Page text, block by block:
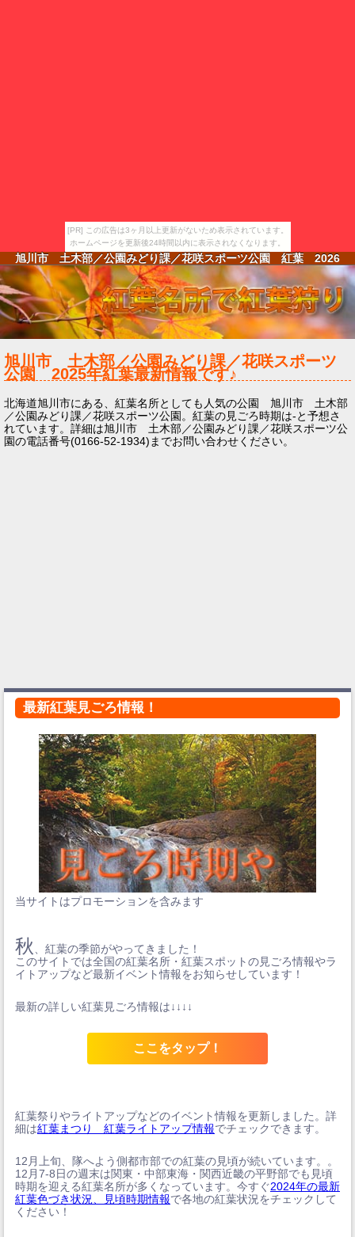
[PR] この広告は3ヶ月以上更新がないため表示されています。
ホームページを更新後24時間以内に表示されなくなります。
旭川市 土木部／公園みどり課／花咲スポーツ公園 紅葉 2026
旭川市 土木部／公園みどり課／花咲スポーツ
公園 2025年紅葉最新情報です♪
北海道旭川市にある、紅葉名所としても人気の公園 旭川市 土木部
／公園みどり課／花咲スポーツ公園。紅葉の見ごろ時期は-と予想さ
れています。詳細は旭川市 土木部／公園みどり課／花咲スポーツ公
園の電話番号(0166-52-1934)までお問い合わせください。
最新紅葉見ごろ情報！
当サイトはプロモーションを含みます
秋
、紅葉の季節がやってきました！
このサイトでは全国の紅葉名所・紅葉スポットの見ごろ情報やラ
イトアップなど最新イベント情報をお知らせしています！
最新の詳しい紅葉見ごろ情報は↓↓↓↓
ここをタップ！
紅葉祭りやライトアップなどのイベント情報を更新しました。詳
細は紅葉まつり 紅葉ライトアップ情報でチェックできます。
12月上旬、隊へよう側都市部での紅葉の見頃が続いています。。
12月7-8日の週末は関東・中部東海・関西近畿の平野部でも見頃
時期を迎える紅葉名所が多くなっています。今すぐ2024年の最新
紅葉色づき状況、見頃時期情報で各地の紅葉状況をチェックして
ください！